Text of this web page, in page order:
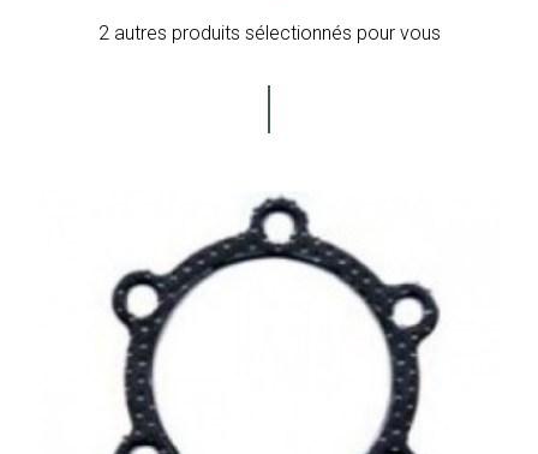
2 autres produits sélectionnés pour vous